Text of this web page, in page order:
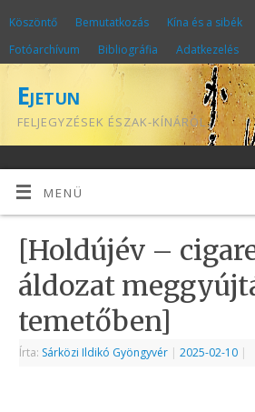
Köszöntő Bemutatkozás Kína és a sibék
Fotóarchívum
Bibliográfia Adatkezelés
Ejetun
FELJEGYZÉSEK ÉSZAK-KÍNÁRÓL
MENÜ
[Holdújév –
áldozat
temetőben]
Írta: Sárközi Ildikó Gyöngyvér | 2025-02-10 |